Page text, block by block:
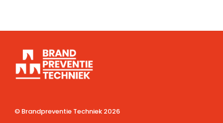
© Brandpreventie Techniek 2026